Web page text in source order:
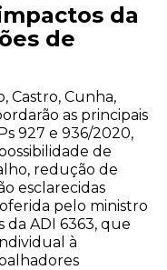
da
de
Castro, Cunha,
as principais
927 e 936/2020,
de
redução de
esclarecidas
pelo ministro
da ADI 6363, que
à